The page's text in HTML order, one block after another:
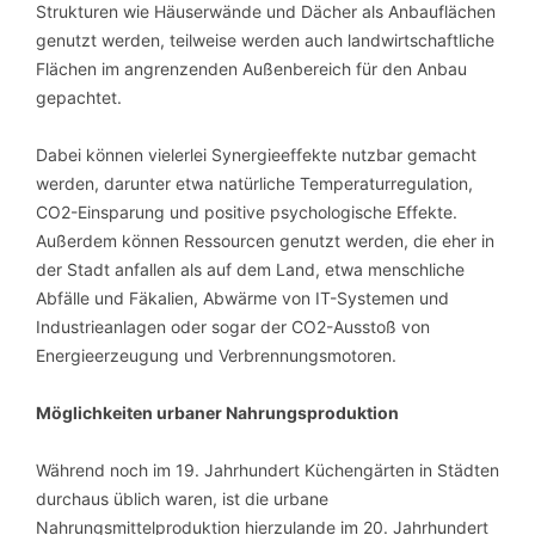
Strukturen wie Häuserwände und Dächer als Anbauflächen
genutzt werden, teilweise werden auch landwirtschaftliche
Flächen im angrenzenden Außenbereich für den Anbau
gepachtet.
Dabei können vielerlei Synergieeffekte nutzbar gemacht
werden, darunter etwa natürliche Temperaturregulation,
CO2-Einsparung und positive psychologische Effekte.
Außerdem können Ressourcen genutzt werden, die eher in
der Stadt anfallen als auf dem Land, etwa menschliche
Abfälle und Fäkalien, Abwärme von IT-Systemen und
Industrieanlagen oder sogar der CO2-Ausstoß von
Energieerzeugung und Verbrennungsmotoren.
Möglichkeiten urbaner Nahrungsproduktion
Während noch im 19. Jahrhundert Küchengärten in Städten
durchaus üblich waren, ist die urbane
Nahrungsmittelproduktion hierzulande im 20. Jahrhundert